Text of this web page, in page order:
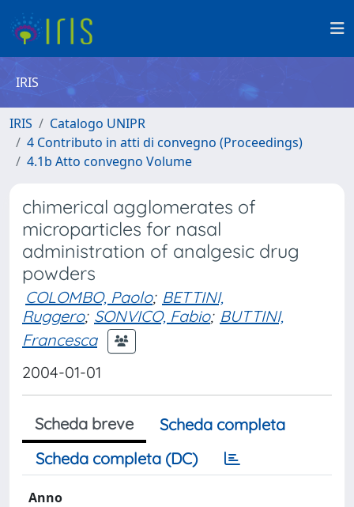
IRIS
IRIS
Catalogo UNIPR
4 Contributo in atti di convegno (Proceedings)
4.1b Atto convegno Volume
chimerical agglomerates of
microparticles for nasal
administration of analgesic drug
powders
COLOMBO, Paolo; BETTINI,
Ruggero; SONVICO, Fabio; BUTTINI,
Francesca
2004-01-01
Scheda breve
Scheda completa
Scheda completa (DC)
Anno